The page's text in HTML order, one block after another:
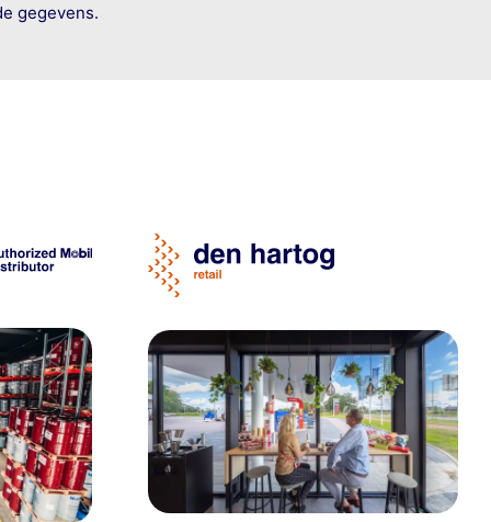
gegevens.